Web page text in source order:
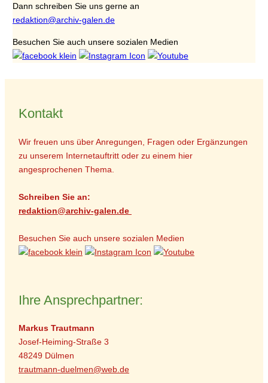
Dann schreiben Sie uns gerne an
redaktion@archiv-galen.de
Besuchen Sie auch unsere sozialen Medien
Kontakt
Wir freuen uns über Anregungen, Fragen oder Ergänzungen
zu unserem Internetauftritt oder zu einem hier
angesprochenen Thema.
Schreiben Sie an:
redaktion@archiv-galen.de
Besuchen Sie auch unsere sozialen Medien
Ihre Ansprechpartner:
Markus Trautmann
Josef-Heiming-Straße 3
48249 Dülmen
trautmann-duelmen@web.de